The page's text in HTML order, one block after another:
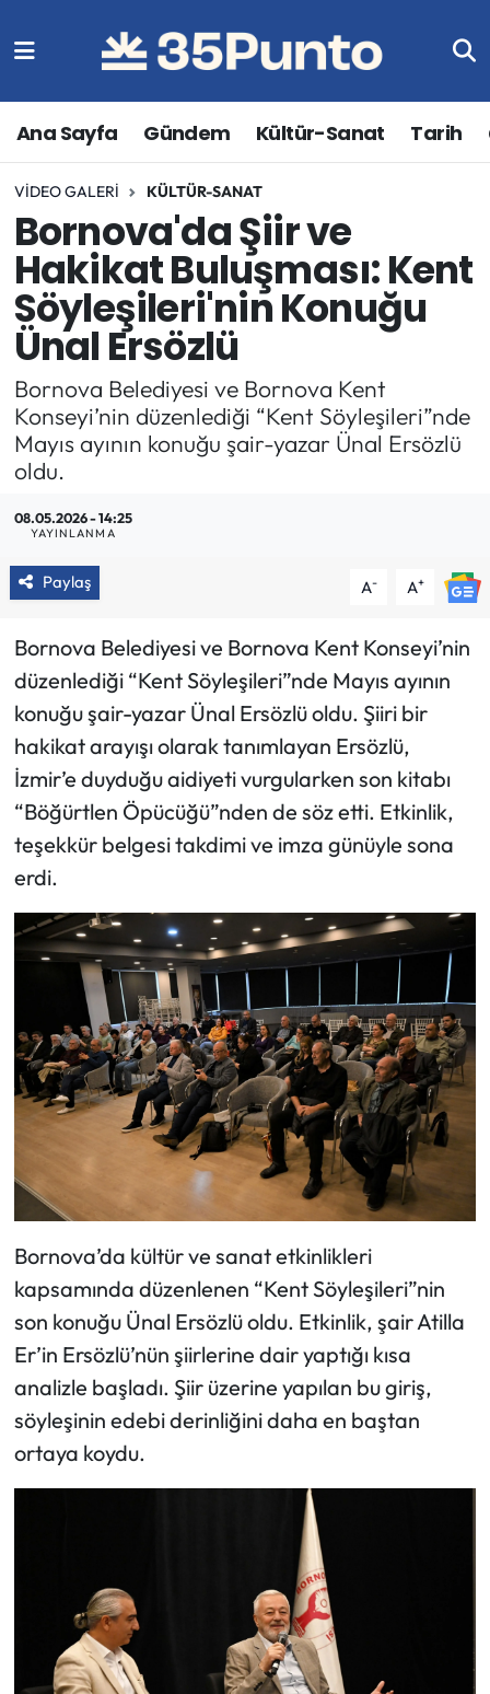
Ana Sayfa Gündem Kültür-Sanat Tarih
VIDEO GALERI KÜLTÜR-SANAT
Bornova'da Şiir ve
Hakikat Buluşması: Kent
Söyleşileri'nin Konuğu
Ünal Ersözlü
Bornova Belediyesi ve Bornova Kent
Konseyi’nin düzenlediği “Kent Söyleşileri”nde
Mayıs ayının konuğu şair-yazar Ünal Ersözlü
oldu.
08.05.2026 - 14:25
YAYINLANMA
Paylaş A- A+
Bornova Belediyesi ve Bornova Kent Konseyi’nin
düzenlediği “Kent Söyleşileri”nde Mayıs ayının
konuğu şair-yazar Ünal Ersözlü oldu. Şiiri bir
hakikat arayışı olarak tanımlayan Ersözlü,
İzmir’e duyduğu aidiyeti vurgularken son kitabı
“Böğürtlen Öpücüğü”nden de söz etti. Etkinlik,
teşekkür belgesi takdimi ve imza günüyle sona
erdi.
Bornova’da kültür ve sanat etkinlikleri
kapsamında düzenlenen “Kent Söyleşileri”nin
son konuğu Ünal Ersözlü oldu. Etkinlik, şair Atilla
Er’in Ersözlü’nün şiirlerine dair yaptığı kısa
analizle başladı. Şiir üzerine yapılan bu giriş,
söyleşinin edebi derinliğini daha en baştan
ortaya koydu.